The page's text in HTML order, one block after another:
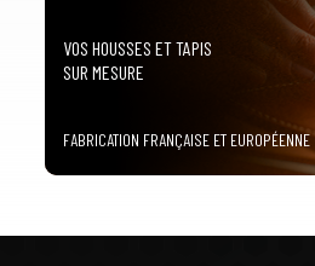
VOS HOUSSES ET TAPIS
SUR MESURE
FABRICATION FRANÇAISE ET EUROPÉENNE